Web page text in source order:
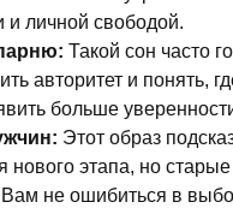
и личной свободой.
Такой сон часто
авторитет и понять,
больше
Этот образ
нового этапа, но
не ошибиться в